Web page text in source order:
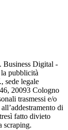
Business Digital -
pubblicità
sede legale
20093 Cologno
trasmessi e/o
di
fatto divieto
scraping.